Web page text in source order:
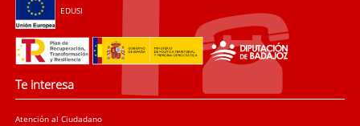
EDUSI
Te interesa
Atención al Ciudadano